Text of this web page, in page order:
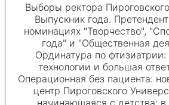
Выборы ректора Пироговского
Выпускник года.
номинациях "Творчество",
года" и "Общественная
Ординатура по
технологии и большая
Операционная без пациента:
центр Пироговского
начинающаяся с детства: